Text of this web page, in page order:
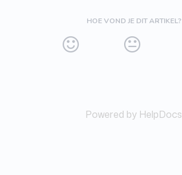
HOE VOND JE DIT ARTIKEL?
Powered by HelpDocs